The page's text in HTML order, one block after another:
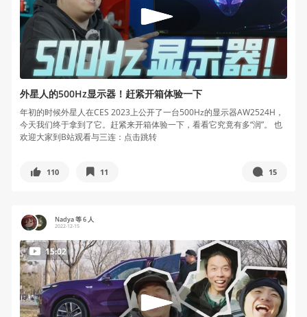
外星人的500Hz显示器！赶紧开箱体验一下
年初的时候外星人在CES 2023上公开了一台500Hz的显示器AW2524H，
今天我们终于拿到了它。赶紧来开箱体验一下，看看它究竟有多“润”。 也
欢迎大家到B站观看与三连：点击跳转
110 11 15
Nadya 等 6 人
2022-12-15
15:02